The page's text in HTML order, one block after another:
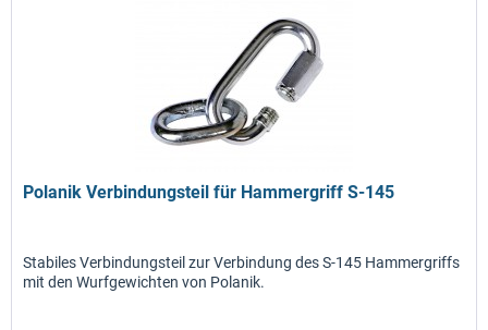
Polanik Verbindungsteil für Hammergriff S-145
Stabiles Verbindungsteil zur Verbindung des S-145 Hammergriffs
mit den Wurfgewichten von Polanik.